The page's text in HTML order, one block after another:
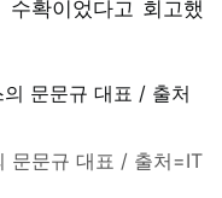
확이었다고 회고했
문문규 대표 / 출처=IT